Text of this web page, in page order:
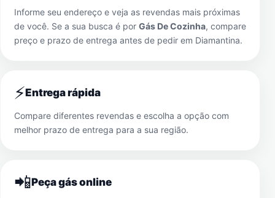
Informe seu endereço e veja as revendas mais próximas
de você. Se a sua busca é por Gás De Cozinha, compare
preço e prazo de entrega antes de pedir em Diamantina.
⚡Entrega rápida
Compare diferentes revendas e escolha a opção com
melhor prazo de entrega para a sua região.
📲Peça gás online